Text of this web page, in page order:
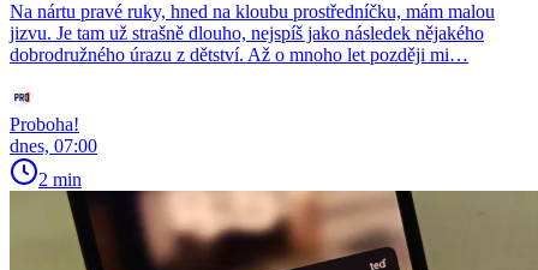
Na nártu pravé ruky, hned na kloubu prostředníčku, mám malou
jizvu. Je tam už strašně dlouho, nejspíš jako následek nějakého
dobrodružného úrazu z dětství. Až o mnoho let později mi…
Proboha!
dnes, 07:00
2 min